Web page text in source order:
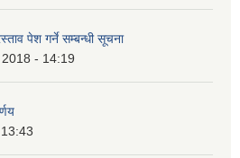
पेश गर्ने सम्बन्धी सूचना
- 14:19